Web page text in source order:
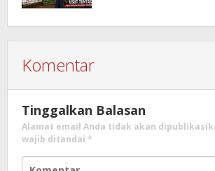
Komentar
Tinggalkan Balasan
Alamat email Anda tidak akan
wajib ditandai *